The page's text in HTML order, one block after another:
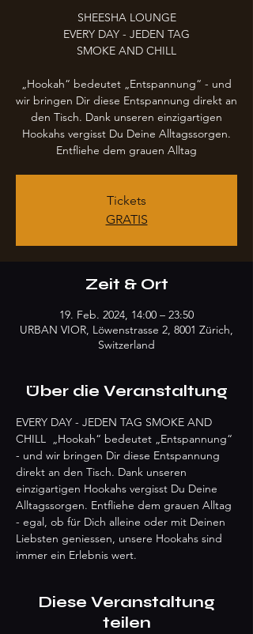
SHEESHA LOUNGE
EVERY DAY - JEDEN TAG
SMOKE AND CHILL
„Hookah“ bedeutet „Entspannung“ - und
wir bringen Dir diese Entspannung direkt an
den Tisch. Dank unseren einzigartigen
Hookahs vergisst Du Deine Alltagssorgen.
Entfliehe dem grauen Alltag
Tickets
GRATIS
Zeit & Ort
19. Feb. 2024, 14:00 – 23:50
URBAN VIOR, Löwenstrasse 2, 8001 Zürich,
Switzerland
Über die Veranstaltung
EVERY DAY - JEDEN TAG SMOKE AND
CHILL  „Hookah“ bedeutet „Entspannung“
- und wir bringen Dir diese Entspannung
direkt an den Tisch. Dank unseren
einzigartigen Hookahs vergisst Du Deine
Alltagssorgen. Entfliehe dem grauen Alltag
- egal, ob für Dich alleine oder mit Deinen
Liebsten geniessen, unsere Hookahs sind
immer ein Erlebnis wert.
Diese Veranstaltung
teilen